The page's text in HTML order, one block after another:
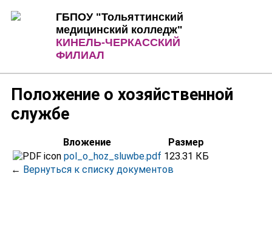
ГБПОУ "Тольяттинский
медицинский колледж"
КИНЕЛЬ-ЧЕРКАССКИЙ
ФИЛИАЛ
Положение о хозяйственной
службе
Вложение
Размер
pol_o_hoz_sluwbe.pdf 123.31 КБ
← Вернуться к списку документов